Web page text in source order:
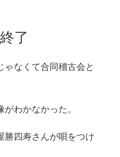
了
ゃなくて合同稽古会と
わかなかった。
勝四寿さんが唄をつけ